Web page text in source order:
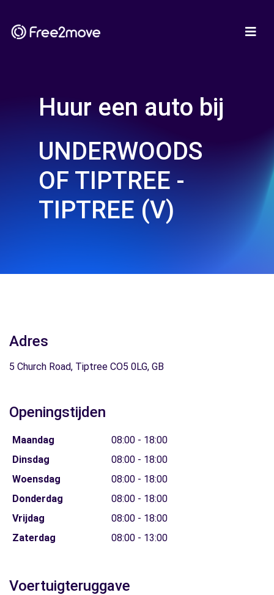
Huur een auto bij
UNDERWOODS
OF TIPTREE -
TIPTREE (V)
Adres
5 Church Road, Tiptree CO5 0LG, GB
Openingstijden
Maandag
08:00 - 18:00
Dinsdag
08:00 - 18:00
Woensdag
08:00 - 18:00
Donderdag
08:00 - 18:00
Vrijdag
08:00 - 18:00
Zaterdag
08:00 - 13:00
Voertuigteruggave